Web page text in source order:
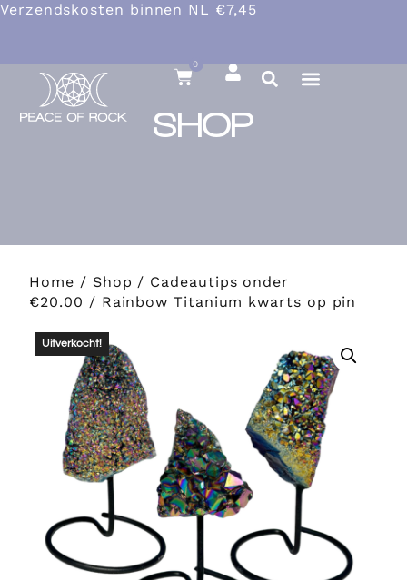
Verzendskosten binnen NL €7,45
0
SHOP
Home / Shop / Cadeautips onder
€20.00 / Rainbow Titanium kwarts op pin
Uitverkocht!